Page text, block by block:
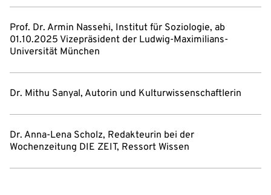
Prof. Dr. Armin Nassehi, Institut für Soziologie, ab
01.10.2025 Vizepräsident der Ludwig-Maximilians-
Universität München
Dr. Mithu Sanyal, Autorin und Kulturwissenschaftlerin
Dr. Anna-Lena Scholz, Redakteurin bei der
Wochenzeitung DIE ZEIT, Ressort Wissen